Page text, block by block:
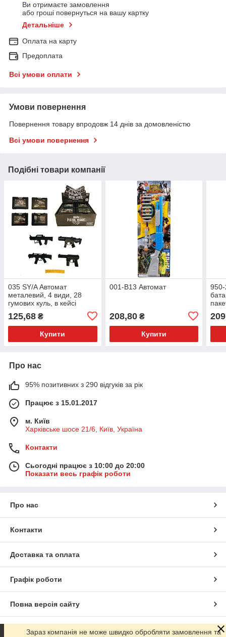
Ви отримаєте замовлення
або гроші повернуться на вашу картку
Детальніше
Оплата на карту
Предоплата
Всі умови оплати
Умови повернення
Повернення товару впродовж 14 днів за домовленістю
Всі умови повернення
Подібні товари компанії
035 SY/A Автомат
металевий, 4 види, 28
гумових куль, в кейсі
125,68 ₴
Купити
001-В13 Автомат
208,80₴
Купити
Про нас
95% позитивних з 290 відгуків за рік
Працює з 15.01.2017
м. Київ
Харківське шосе 21/6, Київ, Україна
Контакти
Сьогодні працює з 10:00 до 20:00
Показати весь графік роботи
Про нас
Контакти
Доставка та оплата
Графік роботи
Повна версія сайту
Сайт створено на маркетплейсі Prom.ua
Зараз компанія не може швидко обробляти замовлення та